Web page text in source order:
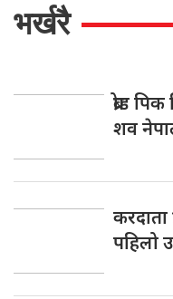
भर्खरै
ब्रोड
शव
करदाता
पहिलो